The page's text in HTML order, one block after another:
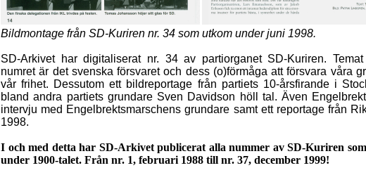
Bildmontage från SD-Kuriren nr. 34 som utkom under juni 1998.
SD-Arkivet har digitaliserat nr. 34 av partiorganet SD-Kuriren.
numret är det svenska försvaret och dess (o)förmåga att försvara våra
vår frihet. Dessutom ett bildreportage från partiets 10-årsfirande i
bland andra partiets grundare Sven Davidson höll tal. Även
intervju med Engelbrektsmarschens grundare samt ett reportage från
1998.
I och med detta har SD-Arkivet publicerat alla nummer av SD-Kuriren
under 1900-talet. Från nr. 1, februari 1988 till nr. 37, december 1999!